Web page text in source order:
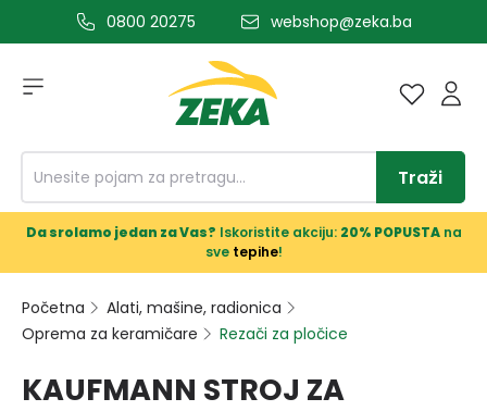
glavni sadržaj0800 20275 webshop@zeka.ba
Traži
Da srolamo jedan za Vas? Iskoristite akciju: 20% POPUSTAna
sve tepihe!
Početna
Alati, mašine, radionica
Oprema za keramičare
Rezači za pločice
KAUFMANN STROJ ZA